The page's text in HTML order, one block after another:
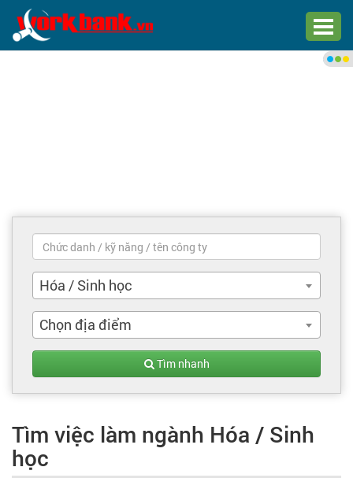
Việc làm mới nhất
Tìm việc làm
Tạo hồ sơ
Cẩm nang việc làm
Bạn cần tuyển người
Hóa / Sinh học
Chọn địa điểm
Tìm nhanh
Tìm việc làm ngành Hóa / Sinh
học